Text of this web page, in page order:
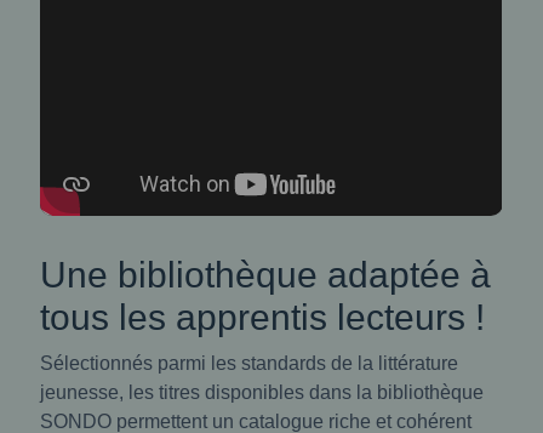
Une bibliothèque adaptée à
tous les apprentis lecteurs !
Sélectionnés parmi les standards de la littérature
jeunesse, les titres disponibles dans la bibliothèque
SONDO permettent un catalogue riche et cohérent